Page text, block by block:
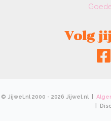
Volg
© Jijwel.nl 2000 - 2026 Jijwel.nl |
|